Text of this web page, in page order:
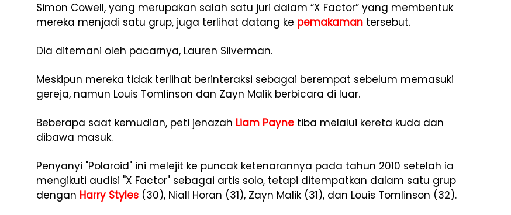
Simon Cowell, yang merupakan salah satu juri dalam “X Factor” yang membentuk
mereka menjadi satu grup, juga terlihat datang ke pemakaman tersebut.
Dia ditemani oleh pacarnya, Lauren Silverman.
Meskipun mereka tidak terlihat berinteraksi sebagai berempat sebelum memasuki
gereja, namun Louis Tomlinson dan Zayn Malik berbicara di luar.
Beberapa saat kemudian, peti jenazah Liam Payne tiba melalui kereta kuda dan
dibawa masuk.
Penyanyi "Polaroid" ini melejit ke puncak ketenarannya pada tahun 2010 setelah ia
mengikuti audisi "X Factor" sebagai artis solo, tetapi ditempatkan dalam satu grup
dengan Harry Styles (30), Niall Horan (31), Zayn Malik (31), dan Louis Tomlinson (32).